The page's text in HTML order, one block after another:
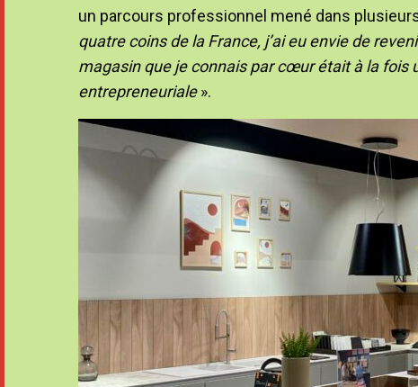
un parcours professionnel mené dans
quatre coins de la France, j’ai eu envie de
magasin que je connais par cœur était à la fois
entrepreneuriale».